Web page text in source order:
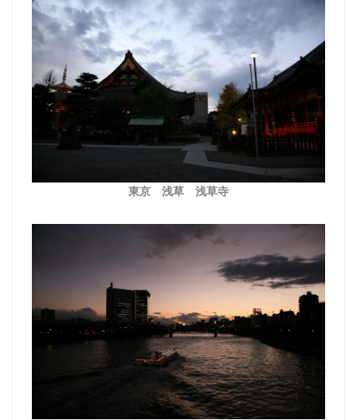
東京 浅草 浅草寺